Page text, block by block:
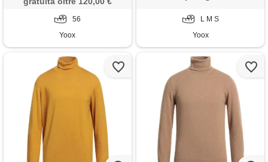
56
Yoox
L M S
Yoox